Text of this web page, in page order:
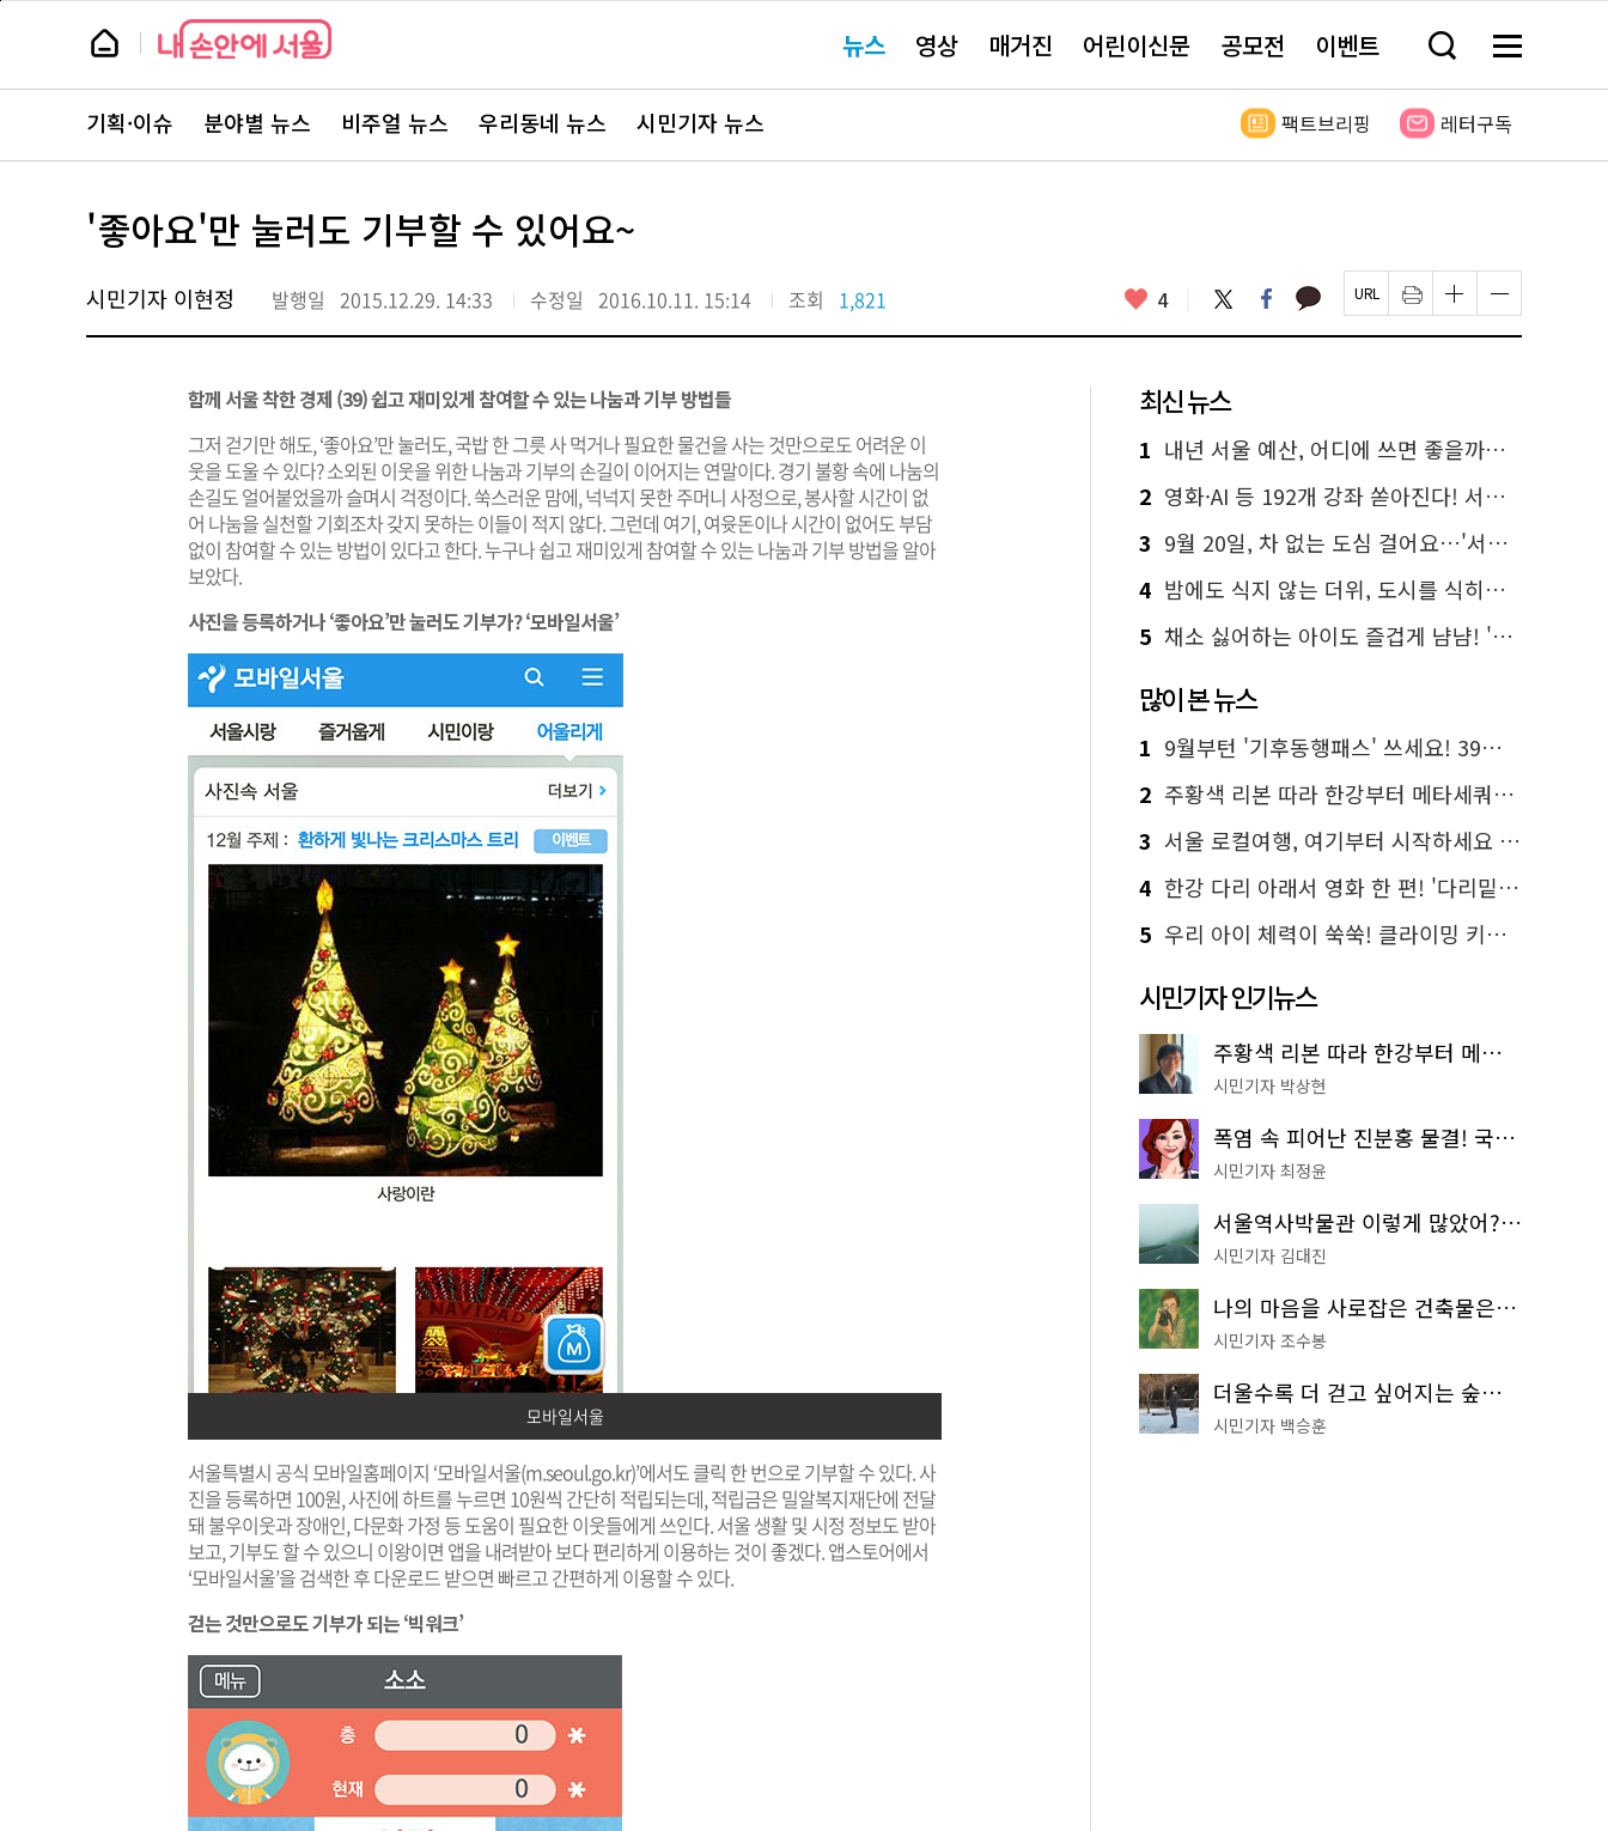
본
뉴
스 요뉴스 영상 매거진 어린이신문 공모전 이벤트 검
창
기
메
전
보
뉴
스
주
서
바
기획·이슈 분야별 뉴스 비주얼 뉴스 우리동네 뉴스 시민기자 뉴스 팩트브리핑 레터구독
'좋아요'만 눌러도 기부할 수 있어요~
시민기자 이현정 발행일 2015.12.29. 14:33 수정일 2016.10.11. 15:14 조회 1,821 좋
요
4 트
위
터
페
이
스
카
카 페
이
지
인
쇄
하
글
자
크
하
기
글
자
크
하
함께 서울 착한 경제 (​39) 쉽고 재미있게 참여할 수 있는 나눔과 기부 방법들
그저 걷기만 해도, ‘좋아요’만 눌러도, 국밥 한 그릇 사 먹거나 필요한 물건을 사는 것만으로도 어려운 이
웃을 도울 수 있다? 소외된 이웃을 위한 나눔과 기부의 손길이 이어지는 연말이다. 경기 불황 속에 나눔의
손길도 얼어붙었을까 슬며시 걱정이다. 쑥스러운 맘에, 넉넉지 못한 주머니 사정으로, 봉사할 시간이 없
어 나눔을 실천할 기회조차 갖지 못하는 이들이 적지 않다. 그런데 여기, 여윳돈이나 시간이 없어도 부담
없이 참여할 수 있는 방법이 있다고 한다. 누구나 쉽고 재미있게 참여할 수 있는 나눔과 기부 방법을 알아
보았다.
사진을 등록하거나 ‘좋아요’만 눌러도 기부가? ‘모바일서울’
모바일서울
서울특별시 공식 모바일홈페이지 ‘모바일서울(m.seoul.go.kr)’에서도 클릭 한 번으로 기부할 수 있다. 사
진을 등록하면 100원, 사진에 하트를 누르면 10원씩 간단히 적립되는데, 적립금은 밀알복지재단에 전달
돼 불우이웃과 장애인, 다문화 가정 등 도움이 필요한 이웃들에게 쓰인다. 서울 생활 및 시정 정보도 받아
보고, 기부도 할 수 있으니 이왕이면 앱을 내려받아 보다 편리하게 이용하는 것이 좋겠다. 앱스토어에서
‘모바일서울’을 검색한 후 다운로드 받으면 빠르고 간편하게 이용할 수 있다.
걷는 것만으로도 기부가 되는 ‘빅워크’
최신 뉴스
1 내년 서울 예산, 어디에 쓰면 좋을까요? 온라인 투표
2 영화·AI 등 192개 강좌 쏟아진다! 서울시민대학 선착순 신청
3 9월 20일, 차 없는 도심 걸어요…'서울 걷자 페스티벌' 선착순 5천명
4 밤에도 식지 않는 더위, 도시를 식히는 시원한 해법은?
5 채소 싫어하는 아이도 즐겁게 냠냠! '찾아가는 서울시 식생활 교육' 현장
많이 본 뉴스
1 9월부턴 '기후동행패스' 쓰세요! 39세까지 청년 혜택
2 주황색 리본 따라 한강부터 메타세쿼이아 숲길까지…서울둘레길 15코스
3 서울 로컬여행, 여기부터 시작하세요 '서울에디션25'
4 한강 다리 아래서 영화 한 편! '다리밑 영화관' 무료 상영
5 우리 아이 체력이 쑥쑥! 클라이밍 키즈카페·어린이 체력장
시민기자 인기뉴스
주황색 리본 따라 한강부터 메타세쿼이아 숲길까지…서울둘레길 15코스
시민기자 박상현
폭염 속 피어난 진분홍 물결! 국립중앙박물관 배롱나무 명소
시민기자 최정윤
서울역사박물관 이렇게 많았어? 주말마다 한 곳씩 떠나는 역사 산책
시민기자 김대진
나의 마음을 사로잡은 건축물은? '서울시 건축상' 수상작 공개!
시민기자 조수봉
더울수록 더 걷고 싶어지는 숲길! 서울둘레길 '아차산 코스'
시민기자 백승훈
페